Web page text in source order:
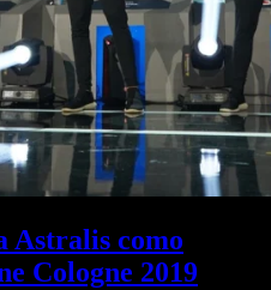
Astralis como
Cologne 2019